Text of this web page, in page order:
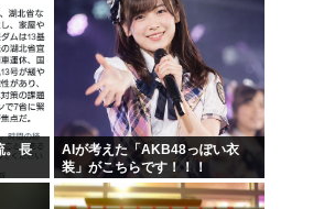
もすぎんか？さすがに
の地震、その時の日本の医療スタッ...
まで読んでみたけど、これ駄作じ...
ーでスズメバチの巣に突撃「ハチから...
。長
AIが考えた「AKB48っぽい衣
装」がこちらです！！！